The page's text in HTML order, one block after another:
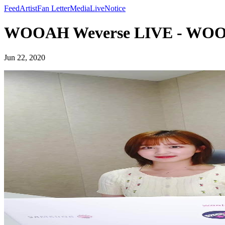
FeedArtistFan LetterMediaLiveNotice
WOOAH Weverse LIVE -
Jun 22, 2020